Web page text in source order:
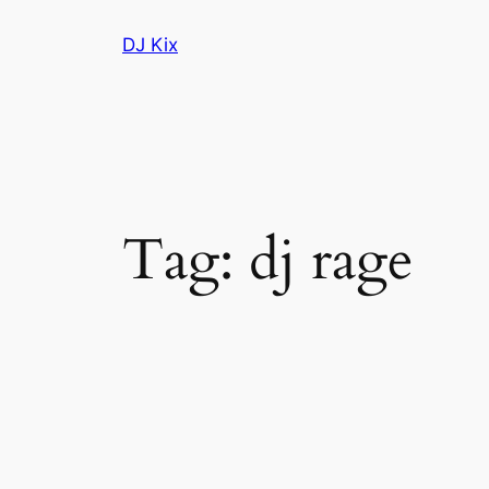
DJ Kix
Tag: dj rage